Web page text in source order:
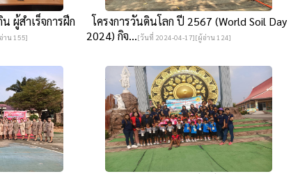
ผู้สำเร็จการฝึก
าน 155]
โครงการวันดินโลก ปี 2567 (World Soil Day
2024) กิจ...[วันที่ 2024-04-17][ผู้อ่าน 124]